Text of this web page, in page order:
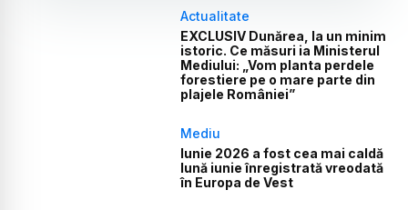
Actualitate
EXCLUSIV Dunărea, la un minim
istoric. Ce măsuri ia Ministerul
Mediului: „Vom planta perdele
forestiere pe o mare parte din
plajele României”
Mediu
Iunie 2026 a fost cea mai caldă
lună iunie înregistrată vreodată
în Europa de Vest